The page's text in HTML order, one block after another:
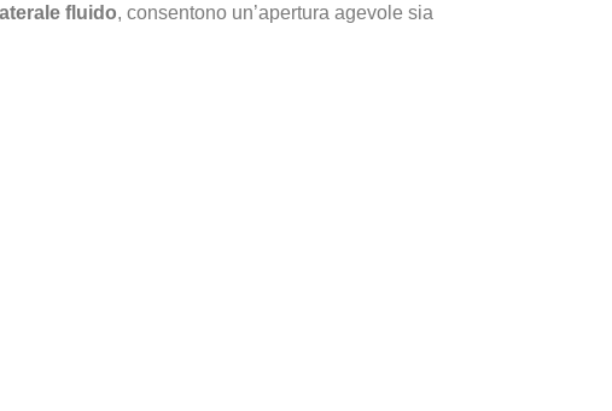
fluido, consentono un’apertura agevole sia